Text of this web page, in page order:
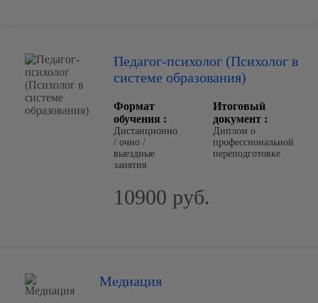
Педагог-психолог (Психолог в
системе образования)
Формат
обучения :
Дистанционно
/ очно /
выездные
занятия
Итоговый
документ :
Диплом о
профессиональной
переподготовке
10900 руб.
Медиация